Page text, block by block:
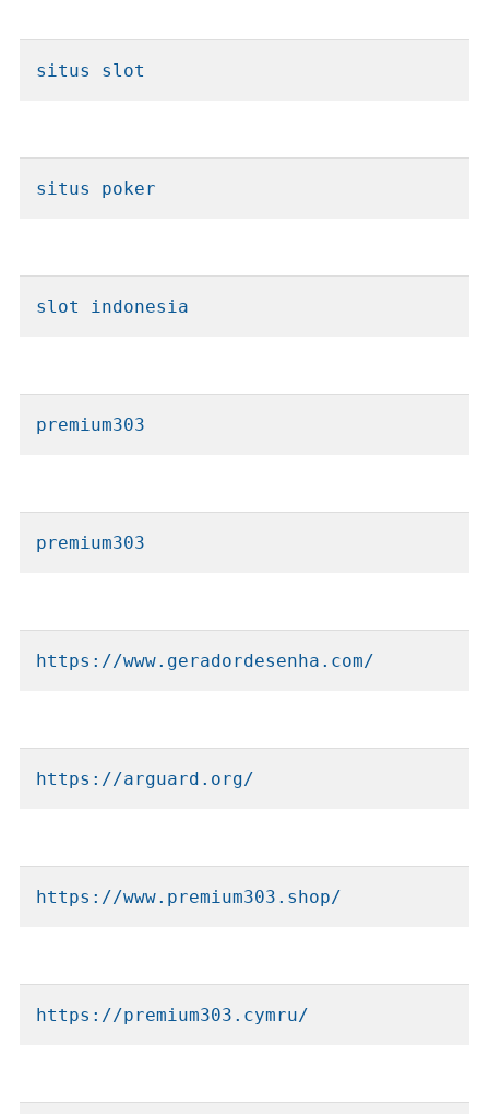
situs slot
situs poker
slot indonesia
premium303
premium303
https://www.geradordesenha.com/
https://arguard.org/
https://www.premium303.shop/
https://premium303.cymru/